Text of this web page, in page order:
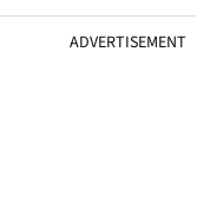
ADVERTISEMENT